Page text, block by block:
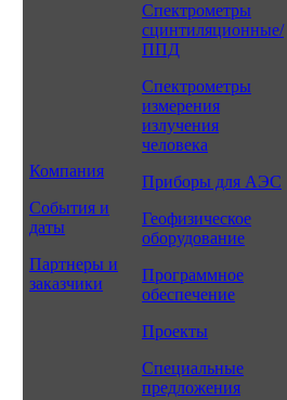
Компания
События и
даты
Партнеры и
заказчики
Спектрометры
сцинтиляционные/
ППД
Спектрометры
измерения
излучения
человека
Приборы для АЭС
Геофизическое
оборудование
Программное
обеспечение
Проекты
Специальные
предложения